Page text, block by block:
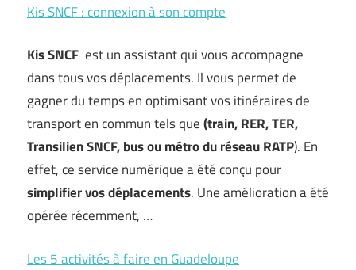
Kis SNCF : connexion à son compte
Kis SNCF est un assistant qui vous accompagne
dans tous vos déplacements. Il vous permet de
gagner du temps en optimisant vos itinéraires de
transport en commun tels que(train, RER, TER,
Transilien SNCF, bus ou métro du réseau RATP). En
effet, ce service numérique a été conçu pour
simplifier vos déplacements. Une amélioration a été
opérée récemment, …
Les 5 activités à faire en Guadeloupe